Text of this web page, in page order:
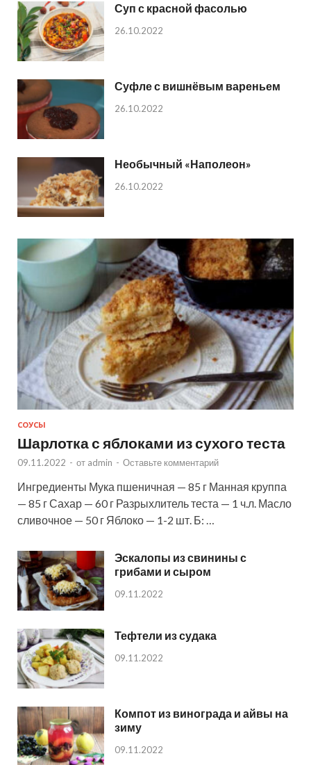
Суп с красной фасолью
26.10.2022
Суфле с вишнёвым вареньем
26.10.2022
Необычный «Наполеон»
26.10.2022
СОУСЫ
Шарлотка с яблоками из сухого теста
09.11.2022 - от admin - Оставьте комментарий
Ингредиенты Мука пшеничная — 85 г Манная круппа
— 85 г Сахар — 60 г Разрыхлитель теста — 1 ч.л. Масло
сливочное — 50 г Яблоко — 1-2 шт. Б: …
Эскалопы из свинины с
грибами и сыром
09.11.2022
Тефтели из судака
09.11.2022
Компот из винограда и айвы на
зиму
09.11.2022